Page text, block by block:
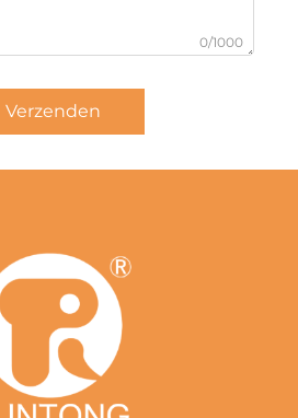
0/1000
Verzenden